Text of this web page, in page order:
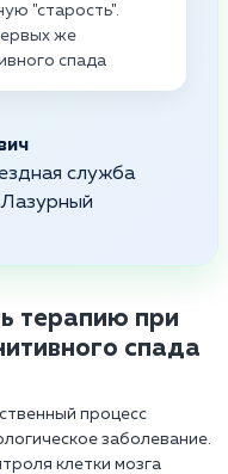
"старость".
же
спада
служба
терапию при
спада
процесс
заболевание.
клетки мозга